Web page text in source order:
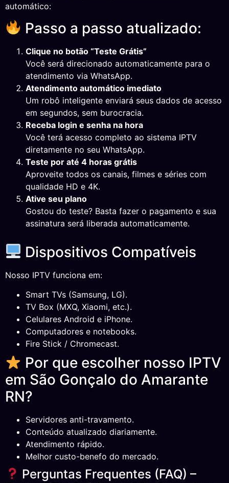
automático:
Passo a passo atualizado:
Clique no botão “Teste Grátis”
Você será direcionado automaticamente para o
atendimento via WhatsApp.
Atendimento automático imediato
Um robô inteligente enviará seus dados de acesso
em segundos, sem burocracia.
Receba login e senha na hora
Você terá acesso completo ao sistema IPTV
diretamente no seu WhatsApp.
Teste por até 4 horas grátis
Aproveite todos os canais, filmes e séries com
qualidade HD e 4K.
Ative seu plano
Gostou do teste? Basta fazer o pagamento e sua
assinatura será liberada automaticamente.
Dispositivos Compatíveis
Nosso IPTV funciona em:
Smart TVs (Samsung, LG).
TV Box (MXQ, Xiaomi, etc.).
Celulares Android e iPhone.
Computadores e notebooks.
Fire Stick / Chromecast.
Por que escolher nosso IPTV
em São Gonçalo do Amarante
RN?
Servidores anti-travamento.
Conteúdo atualizado diariamente.
Atendimento rápido.
Melhor custo-benefo do mercado.
Perguntas Frequentes (FAQ) –